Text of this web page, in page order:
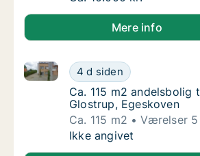
Mere info
Ca. 115 m2
4 d siden
Ca. 115 m2 andelsbolig til salg i
Ca. 115 m2
Ca. 115 m2 andelsbolig
Glostrup, Egeskoven
Ca. 115 m2
Værelser 5
Ca. 115 m2
Ikke angivet